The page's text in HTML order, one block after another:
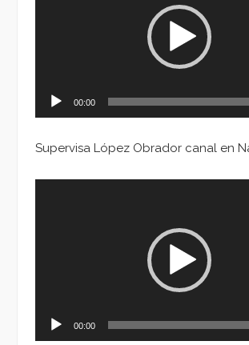
00:00
Supervisa López Obrador canal en
00:00